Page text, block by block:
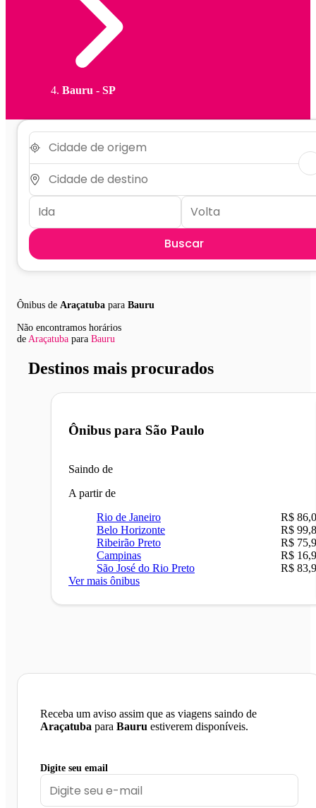
Bauru - SP
Buscar
Ônibus de Araçatuba para Bauru
Não encontramos horários
de Araçatuba para Bauru
Destinos mais procurados
Ônibus para São Paulo
Saindo de
A partir de
Rio de Janeiro
R$
Belo Horizonte
R$
Ribeirão Preto
R$
Campinas
R$
São José do Rio Preto
R$
Ver mais ônibus
Receba um aviso assim que as viagens saindo de
Araçatuba para Bauru estiverem disponíveis.
Digite seu email